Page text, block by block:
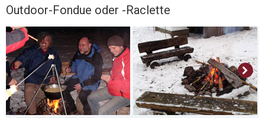
Outdoor-Fondue oder -Raclette